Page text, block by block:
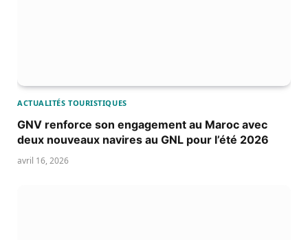
ACTUALITÉS TOURISTIQUES
GNV renforce son engagement au Maroc avec
deux nouveaux navires au GNL pour l’été 2026
avril 16, 2026